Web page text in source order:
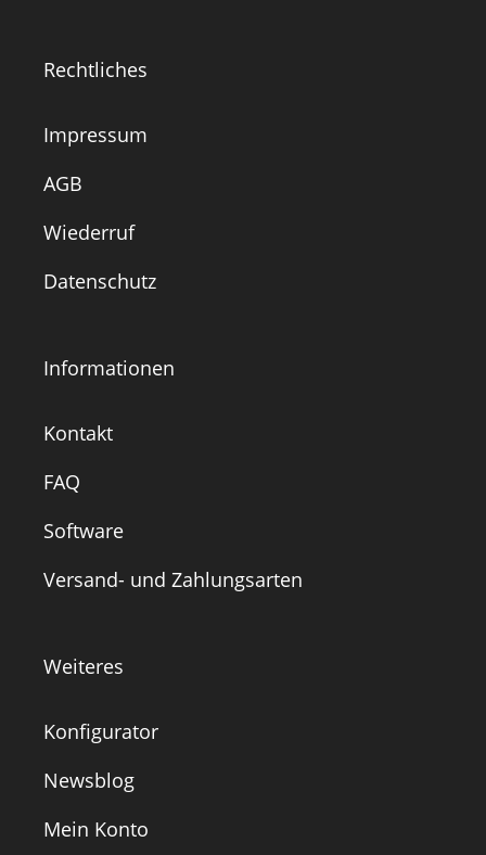
Rechtliches
Impressum
AGB
Wiederruf
Datenschutz
Informationen
Kontakt
FAQ
Software
Versand- und Zahlungsarten
Weiteres
Konfigurator
Newsblog
Mein Konto